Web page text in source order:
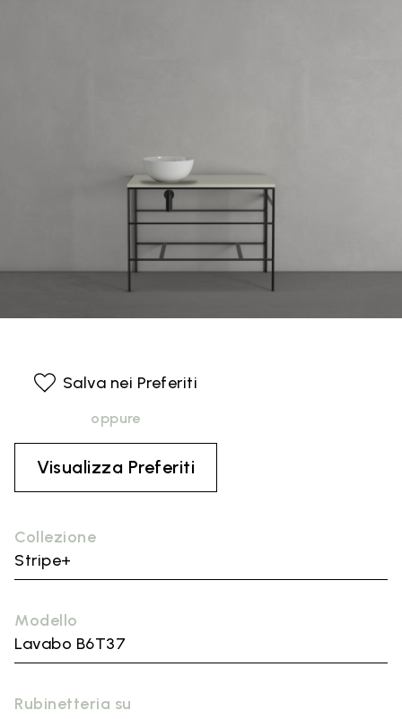
Collezione
Stripe+
Modello
Lavabo B6T37
Rubinetteria su
Salva nei Preferiti
oppure
Visualizza Preferiti